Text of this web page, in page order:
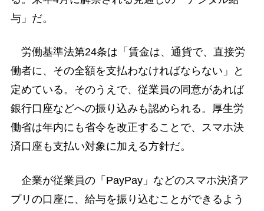
与」だ。
労働基準法第24条は「賃金は、通貨で、直接労
働者に、その全額を支払わなければならない」と
定めている。そのうえで、従業員の同意があれば
銀行口座などへの振り込みも認められる。厚生労
働省は年内にも省令を改正することで、スマホ決
済口座も支払い対象に加える方針だ。
企業が従業員の「PayPay」などのスマホ決済ア
プリの口座に、給与を振り込むことができるよう